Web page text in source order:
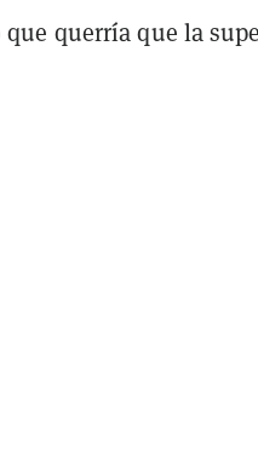
que querría que la